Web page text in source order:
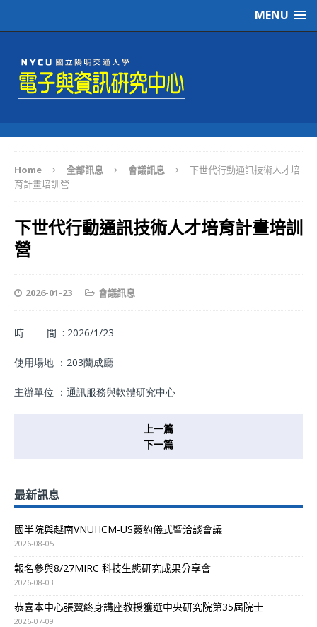
MENU
Home 全部訊息 會議訊息
下世代行動通訊技術人才培
育計畫培訓營
下世代行動通訊技術人才培育計畫培訓
營
2026-01-23 會議訊息
時 間 : 2026/1/23
使用場地 ：203蘭成廳
主辦單位 ：通訊服務與軟體研究中心
上一篇
下一篇
最新訊息
國半院與越南VNUHCM-US簽約儀式暨洽談會議
2026-08-05
報名參與8/27MIRC 科技生態研究成果分享會
2026-08-03
恭喜本中心張翼終身講座教授獲選中央研究院第35屆院士
2026-07-09